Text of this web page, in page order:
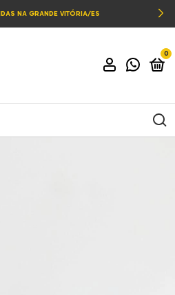
NA GRANDE VITÓRIA/ES
0